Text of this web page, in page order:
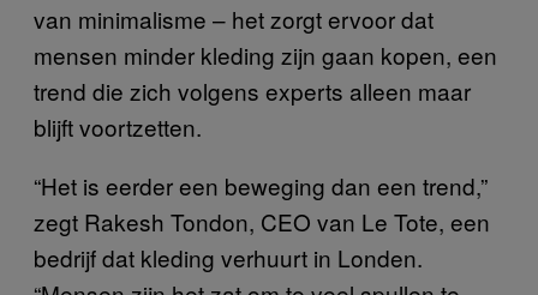
van minimalisme – het zorgt ervoor dat
mensen minder kleding zijn gaan kopen, een
trend die zich volgens experts alleen maar
blijft voortzetten.
“Het is eerder een beweging dan een trend,”
zegt Rakesh Tondon, CEO van Le Tote, een
bedrijf dat kleding verhuurt in Londen.